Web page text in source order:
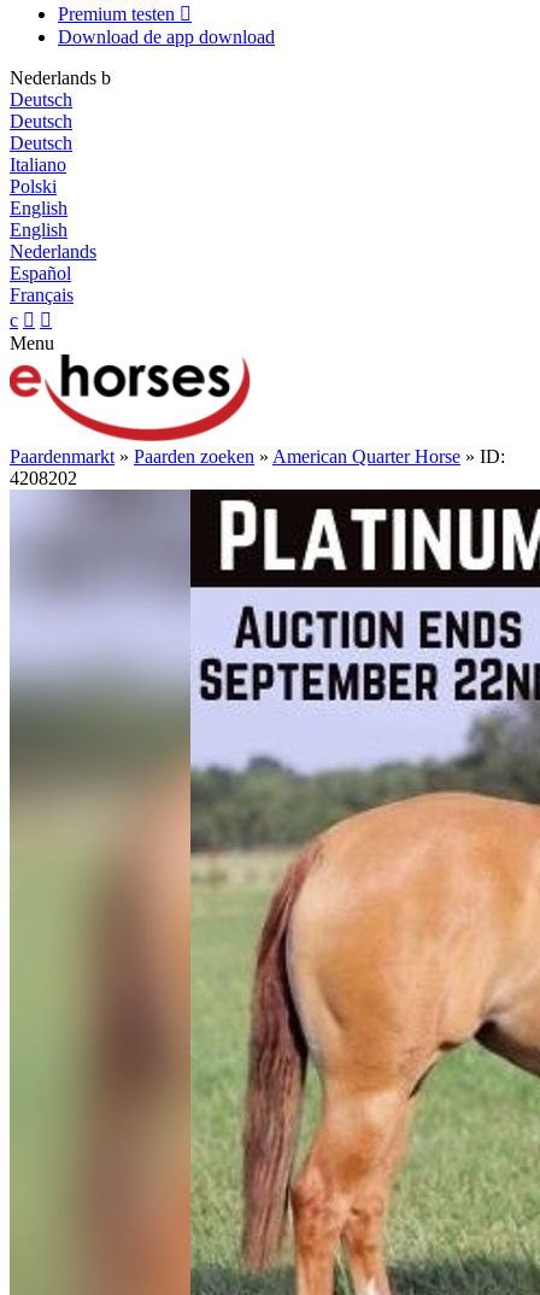
Premium testen 
Download de app download
Nederlands b
Deutsch
Deutsch
Deutsch
Italiano
Polski
English
English
Nederlands
Español
Français
c  
Menu
Paardenmarkt » Paarden zoeken » American Quarter Horse » ID:
4208202